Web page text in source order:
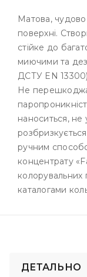
Матова, чудово
поверхні.
стійке до
миючими та
ДСТУ EN
Не
наноситься, не
ручним
концентрату
каталогами
ДЕТАЛЬНО